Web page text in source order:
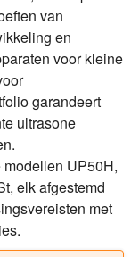
van
en
voor kleine
garandeert
ultrasone
UP50H,
elk afgestemd
met